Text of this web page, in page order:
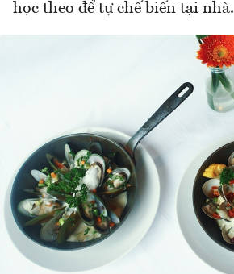
học theo để tự chế biến tại nhà.